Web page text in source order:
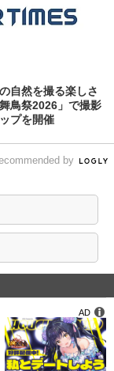
自然を撮る楽しさ
鳥祭2026」で撮影
プを開催
by
AD